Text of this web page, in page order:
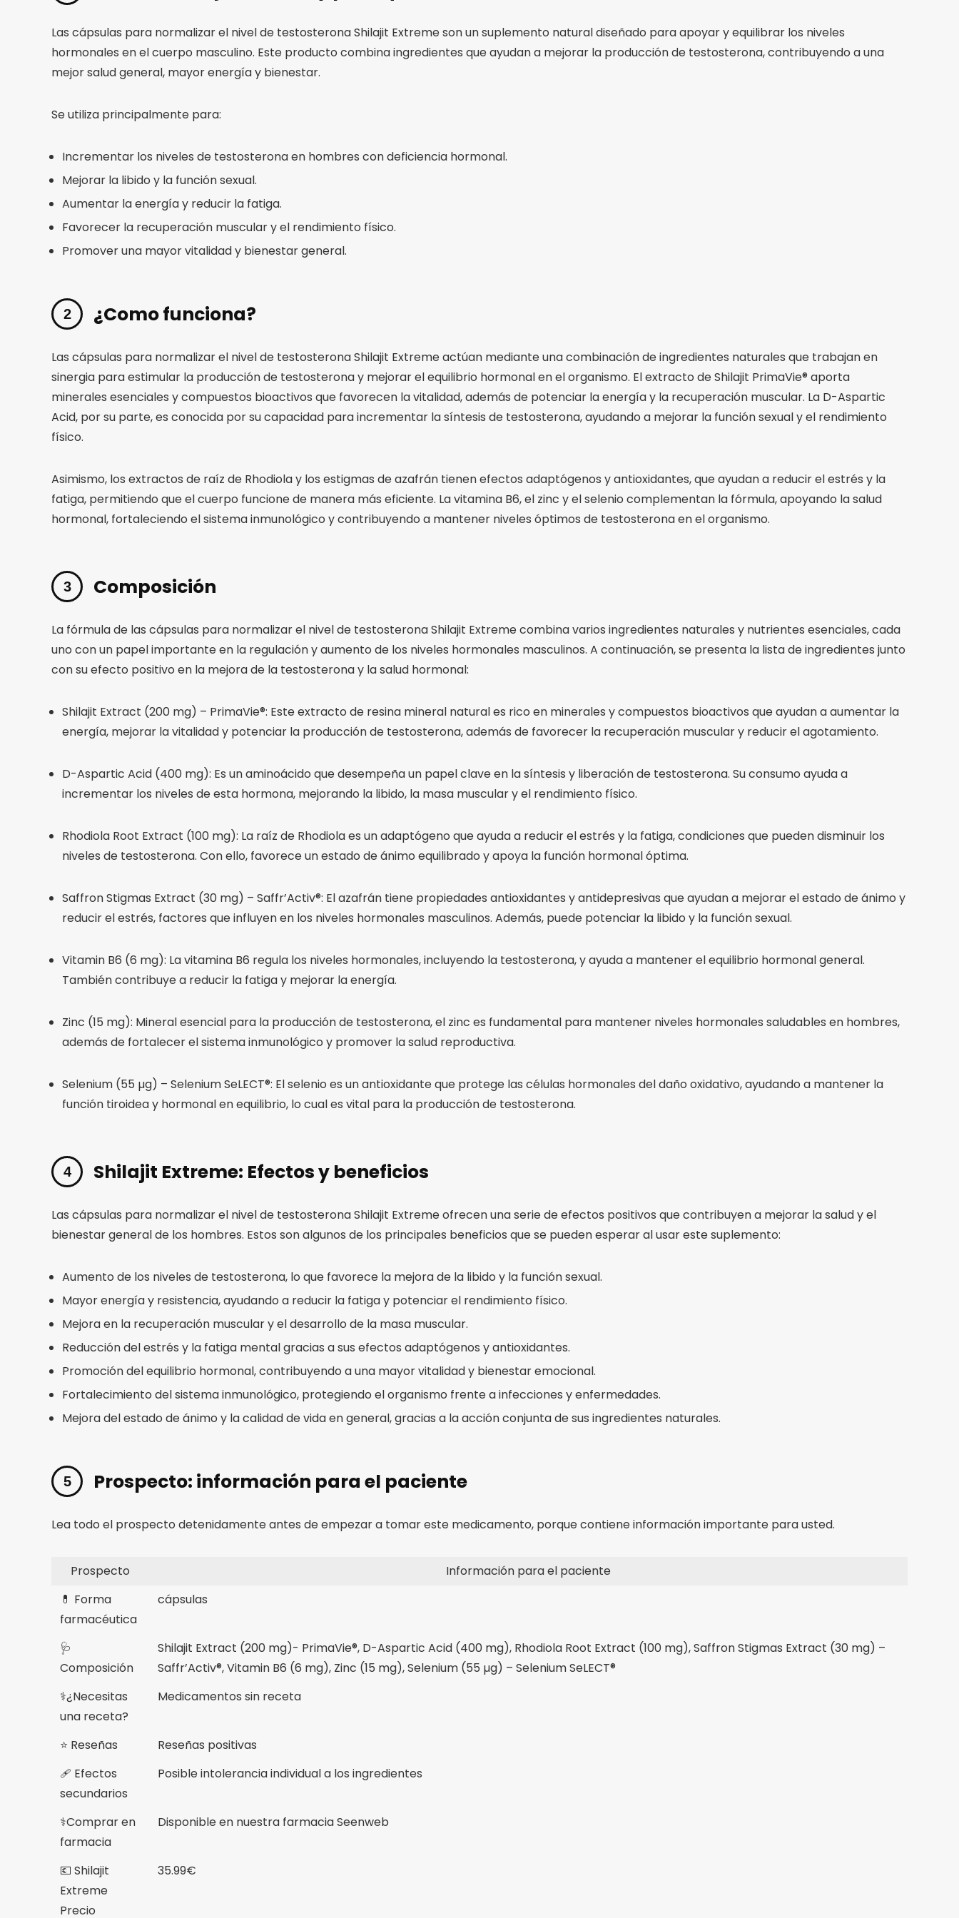
Las cápsulas para normalizar el nivel de testosterona Shilajit Extreme son un suplemento natural diseñado para apoyar y equilibrar los niveles
hormonales en el cuerpo masculino. Este producto combina ingredientes que ayudan a mejorar la producción de testosterona, contribuyendo a una
mejor salud general, mayor energía y bienestar.
Se utiliza principalmente para:
Incrementar los niveles de testosterona en hombres con deficiencia hormonal.
Mejorar la libido y la función sexual.
Aumentar la energía y reducir la fatiga.
Favorecer la recuperación muscular y el rendimiento físico.
Promover una mayor vitalidad y bienestar general.
¿Como funciona?
Las cápsulas para normalizar el nivel de testosterona Shilajit Extreme actúan mediante una combinación de ingredientes naturales que trabajan en
sinergia para estimular la producción de testosterona y mejorar el equilibrio hormonal en el organismo. El extracto de Shilajit PrimaVie® aporta
minerales esenciales y compuestos bioactivos que favorecen la vitalidad, además de potenciar la energía y la recuperación muscular. La D-Aspartic
Acid, por su parte, es conocida por su capacidad para incrementar la síntesis de testosterona, ayudando a mejorar la función sexual y el rendimiento
físico.
Asimismo, los extractos de raíz de Rhodiola y los estigmas de azafrán tienen efectos adaptógenos y antioxidantes, que ayudan a reducir el estrés y la
fatiga, permitiendo que el cuerpo funcione de manera más eficiente. La vitamina B6, el zinc y el selenio complementan la fórmula, apoyando la salud
hormonal, fortaleciendo el sistema inmunológico y contribuyendo a mantener niveles óptimos de testosterona en el organismo.
Composición
La fórmula de las cápsulas para normalizar el nivel de testosterona Shilajit Extreme combina varios ingredientes naturales y nutrientes esenciales, cada
uno con un papel importante en la regulación y aumento de los niveles hormonales masculinos. A continuación, se presenta la lista de ingredientes junto
con su efecto positivo en la mejora de la testosterona y la salud hormonal:
Shilajit Extract (200 mg) – PrimaVie®: Este extracto de resina mineral natural es rico en minerales y compuestos bioactivos que ayudan a aumentar la
energía, mejorar la vitalidad y potenciar la producción de testosterona, además de favorecer la recuperación muscular y reducir el agotamiento.
D-Aspartic Acid (400 mg): Es un aminoácido que desempeña un papel clave en la síntesis y liberación de testosterona. Su consumo ayuda a
incrementar los niveles de esta hormona, mejorando la libido, la masa muscular y el rendimiento físico.
Rhodiola Root Extract (100 mg): La raíz de Rhodiola es un adaptógeno que ayuda a reducir el estrés y la fatiga, condiciones que pueden disminuir los
niveles de testosterona. Con ello, favorece un estado de ánimo equilibrado y apoya la función hormonal óptima.
Saffron Stigmas Extract (30 mg) – Saffr’Activ®: El azafrán tiene propiedades antioxidantes y antidepresivas que ayudan a mejorar el estado de ánimo y
reducir el estrés, factores que influyen en los niveles hormonales masculinos. Además, puede potenciar la libido y la función sexual.
Vitamin B6 (6 mg): La vitamina B6 regula los niveles hormonales, incluyendo la testosterona, y ayuda a mantener el equilibrio hormonal general.
También contribuye a reducir la fatiga y mejorar la energía.
Zinc (15 mg): Mineral esencial para la producción de testosterona, el zinc es fundamental para mantener niveles hormonales saludables en hombres,
además de fortalecer el sistema inmunológico y promover la salud reproductiva.
Selenium (55 µg) – Selenium SeLECT®: El selenio es un antioxidante que protege las células hormonales del daño oxidativo, ayudando a mantener la
función tiroidea y hormonal en equilibrio, lo cual es vital para la producción de testosterona.
Shilajit Extreme: Efectos y beneficios
Las cápsulas para normalizar el nivel de testosterona Shilajit Extreme ofrecen una serie de efectos positivos que contribuyen a mejorar la salud y el
bienestar general de los hombres. Estos son algunos de los principales beneficios que se pueden esperar al usar este suplemento:
Aumento de los niveles de testosterona, lo que favorece la mejora de la libido y la función sexual.
Mayor energía y resistencia, ayudando a reducir la fatiga y potenciar el rendimiento físico.
Mejora en la recuperación muscular y el desarrollo de la masa muscular.
Reducción del estrés y la fatiga mental gracias a sus efectos adaptógenos y antioxidantes.
Promoción del equilibrio hormonal, contribuyendo a una mayor vitalidad y bienestar emocional.
Fortalecimiento del sistema inmunológico, protegiendo el organismo frente a infecciones y enfermedades.
Mejora del estado de ánimo y la calidad de vida en general, gracias a la acción conjunta de sus ingredientes naturales.
Prospecto: información para el paciente
Lea todo el prospecto detenidamente antes de empezar a tomar este medicamento, porque contiene información importante para usted.
Prospecto
Información para el paciente
💊 Forma
farmacéutica
cápsulas
🩺
Composición
Shilajit Extract (200 mg)- PrimaVie®, D-Aspartic Acid (400 mg), Rhodiola Root Extract (100 mg), Saffron Stigmas Extract (30 mg) –
Saffr’Activ®, Vitamin B6 (6 mg), Zinc (15 mg), Selenium (55 µg) – Selenium SeLECT®
⚕️¿Necesitas
una receta?
Medicamentos sin receta
⭐ Reseñas
Reseñas positivas
🩹 Efectos
secundarios
Posible intolerancia individual a los ingredientes
⚕️Comprar en
farmacia
Disponible en nuestra farmacia Seenweb
💶 Shilajit
Extreme
Precio
35.99€